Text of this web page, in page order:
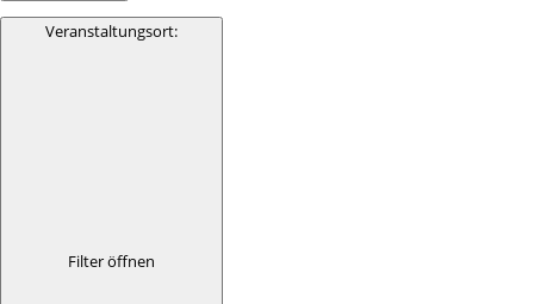
Veranstaltungsort:
Filter öffnen